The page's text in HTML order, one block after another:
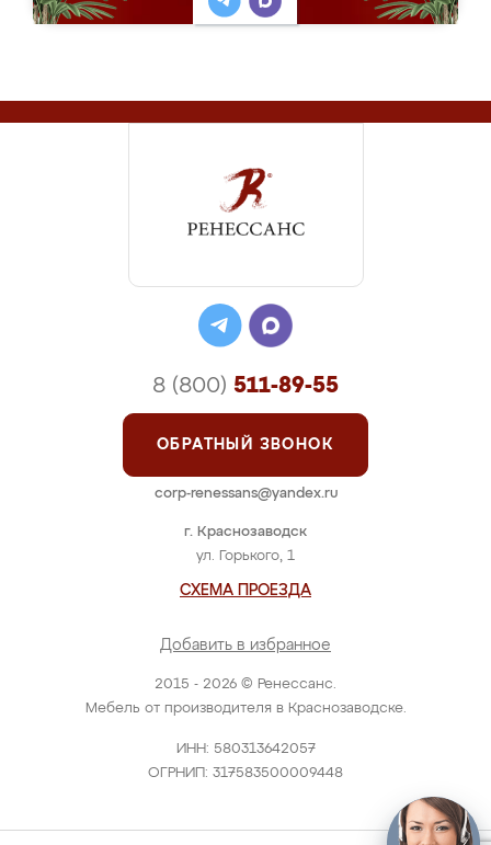
2015 - 2026 © Ренессанс.
Мебель от производителя в Краснозаводске.
ИНН: 580313642057
ОГРНИП: 317583500009448
г. Краснозаводск
ул. Горького, 1
СХЕМА ПРОЕЗДА
Добавить в избранное
8 (800) 511-89-55
ОБРАТНЫЙ ЗВОНОК
corp-renessans@yandex.ru